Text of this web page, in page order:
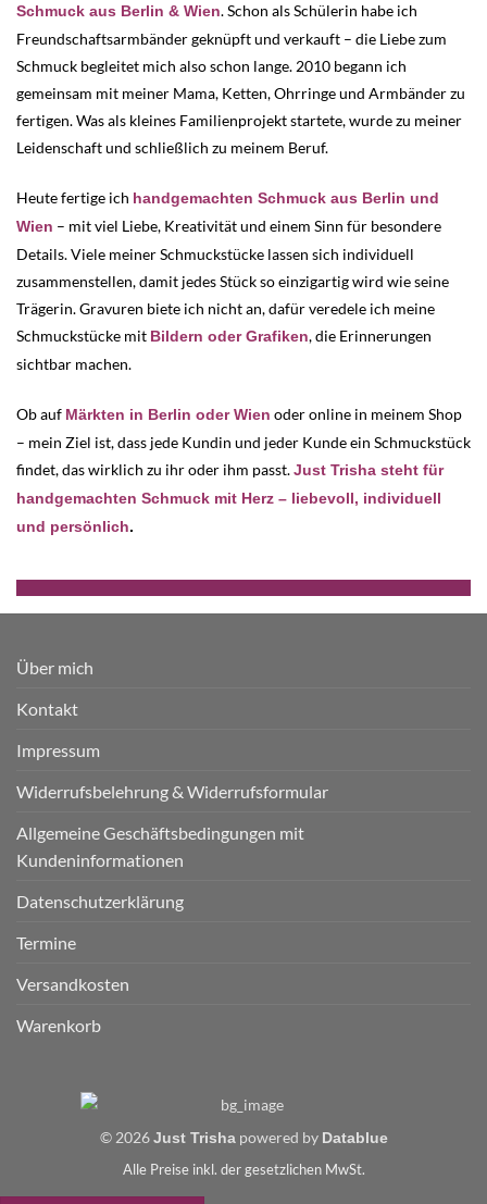
Schmuck aus Berlin & Wien. Schon als Schülerin habe ich
Freundschaftsarmbänder geknüpft und verkauft – die Liebe zum
Schmuck begleitet mich also schon lange. 2010 begann ich
gemeinsam mit meiner Mama, Ketten, Ohrringe und Armbänder zu
fertigen. Was als kleines Familienprojekt startete, wurde zu meiner
Leidenschaft und schließlich zu meinem Beruf.
Heute fertige ich handgemachten Schmuck aus Berlin und
Wien – mit viel Liebe, Kreativität und einem Sinn für besondere
Details. Viele meiner Schmuckstücke lassen sich individuell
zusammenstellen, damit jedes Stück so einzigartig wird wie seine
Trägerin. Gravuren biete ich nicht an, dafür veredele ich meine
Schmuckstücke mit Bildern oder Grafiken, die Erinnerungen
sichtbar machen.
Ob auf Märkten in Berlin oder Wien oder online in meinem Shop
– mein Ziel ist, dass jede Kundin und jeder Kunde ein Schmuckstück
findet, das wirklich zu ihr oder ihm passt.Just Trisha steht für
handgemachten Schmuck mit Herz – liebevoll, individuell
und persönlich.
Über mich
Kontakt
Impressum
Widerrufsbelehrung & Widerrufsformular
Allgemeine Geschäftsbedingungen mit
Kundeninformationen
Datenschutzerklärung
Termine
Versandkosten
Warenkorb
© 2026Just Trishapowered by Datablue
Alle Preise inkl. der gesetzlichen MwSt.